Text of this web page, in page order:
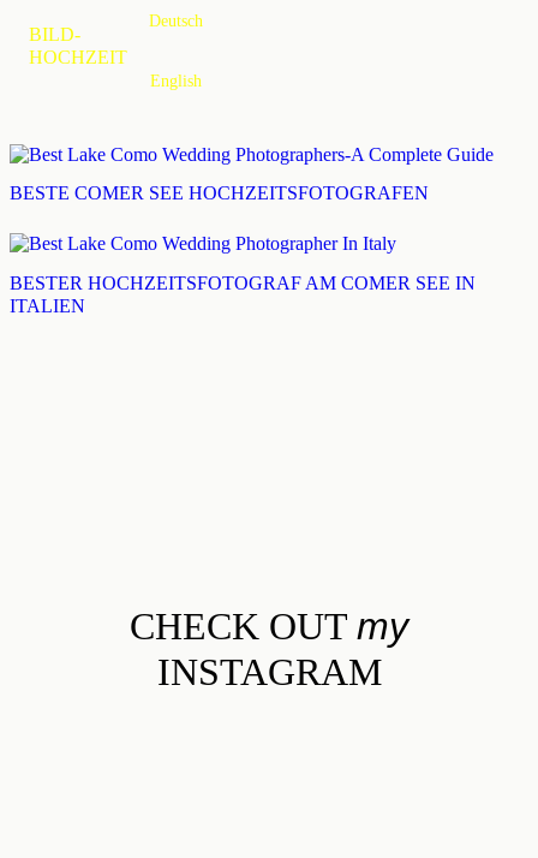
BILD-
HOCHZEIT
Deutsch
English
BESTE COMER SEE HOCHZEITSFOTOGRAFEN
BESTER HOCHZEITSFOTOGRAF AM COMER SEE IN
ITALIEN
CHECK OUT my
INSTAGRAM